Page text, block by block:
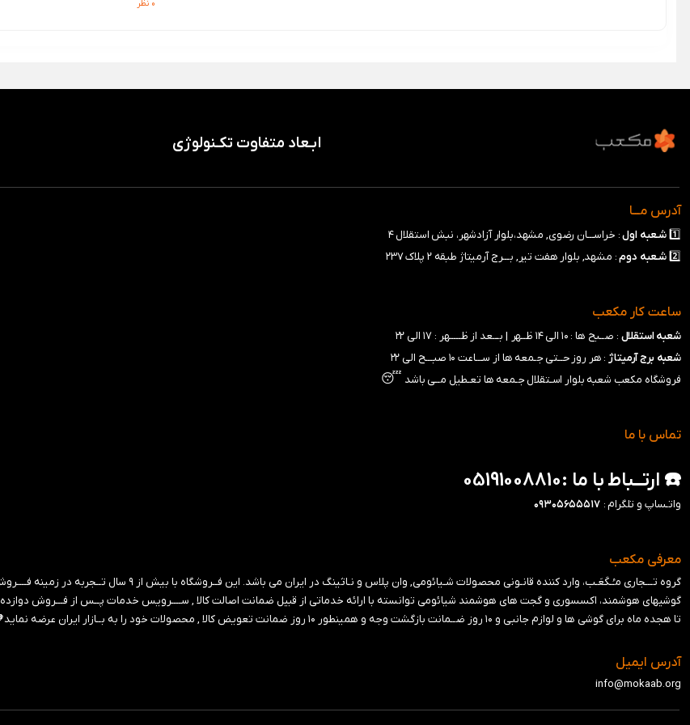
0 نظر
ابـعاد متفاوت تکـنولوژی
آدرس مـــا
1️⃣ شـعبه اول: خراســـان رضوی, مشهد،بلوار آزادشهر، نبش استقلال ۴
2️⃣ شـعبه دوم: مشهد, بلوار هفت تیر, بـــرج آرمیتاژ طبقه ۲ پلاک ۲۳۷
ساعت کار مکعب
شعبه استقلال : صــبح ها : ۱۰ الی ۱۴ ظــهر |
بـــعد از ظـــــهر : ۱۷ الی ۲۲
شعبه برج آرمیتاژ : هر روز حــتی جـمعه ها از ســـاعت ۱۰ صبـــح الی ۲۲
فروشگاه مکعب شعبه بلوار اسـتقلال جـمعه ها تعـطیل مــی باشد
😴
تماس با ما
☎️ ارتــباط با ما :05191008810
واتـساپ و تلگرام : ۰۹۳۰۵۶۵۵۵۱۷
معرفی مکعب
گروه تـــجاری مـُـکَعَـب، وارد کننده قانـونی محصولات شـیائومی, وان پلاس و نـاثینگ در ایران می باشد. این فــروشگاه با بیش از ۹ سال تــجربه در زمینه فــــروش
گوشیهای هوشمند، اکسسوری و گجت های هوشمند شیائومی توانسته با ارائه خدماتی از قبیل ضمانت اصالت کالا , ســــرویس خدمات پــس از فـــروش دوازده
تا هجده ماه برای گوشی ها و لوازم جانبی و ‍۱۰ روز ضــمانت بازگشت وجه و همینطور ۱۰ روز ضمانت تعویض کالا , محصولات خود را به بــازار ایران عرضه نماید🧡
آدرس ایمیل
info@mokaab.org